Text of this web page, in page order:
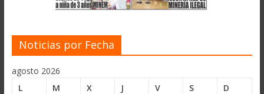
Noticias por Fecha
agosto 2026
L
M X J V S
D